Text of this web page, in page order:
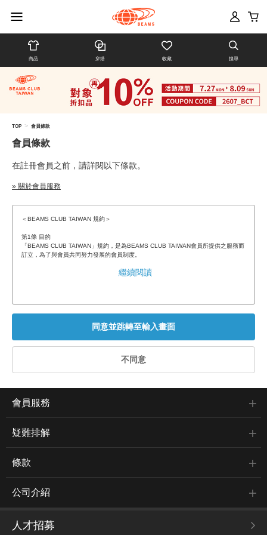
商品 穿搭 收藏 搜尋
TOP > 會員條款
會員條款
在註冊會員之前，請詳閱以下條款。
» 關於會員服務
＜BEAMS CLUB TAIWAN 規約＞
第1條 目的
「BEAMS CLUB TAIWAN」規約，是為BEAMS CLUB TAIWAN會員所提供之服務而
繼續閱讀
會員服務
疑難排解
條款
公司介紹
人才招募